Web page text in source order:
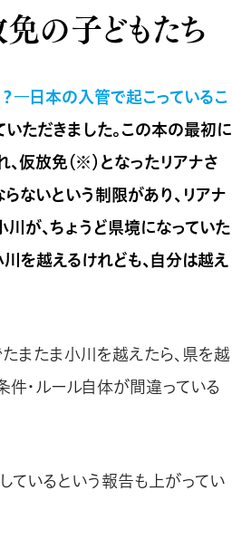
の子どもたち
―日本の入管で起こっているこ
ただきました。この本の最初に
仮放免（※）となったリアナさ
ないという制限があり、リアナ
が、ちょうど県境になっていた
を越えるけれども、自分は越え
またま小川を越えたら、県を越
件・ルール自体が間違っている
ているという報告も上がってい